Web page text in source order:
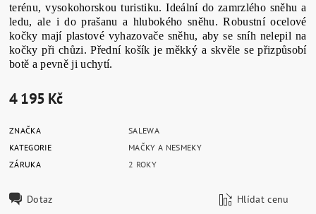
terénu, vysokohorskou turistiku. Ideální do zamrzlého sněhu a
ledu, ale i do prašanu a hlubokého sněhu. Robustní ocelové
kočky mají plastové vyhazovače sněhu, aby se sníh nelepil na
kočky při chůzi. Přední košík je měkký a skvěle se přizpůsobí
botě a pevně ji uchytí.
4 195 Kč
ZNAČKA
SALEWA
KATEGORIE
MAČKY A NESMEKY
ZÁRUKA
2 ROKY
Dotaz Hlídat cenu